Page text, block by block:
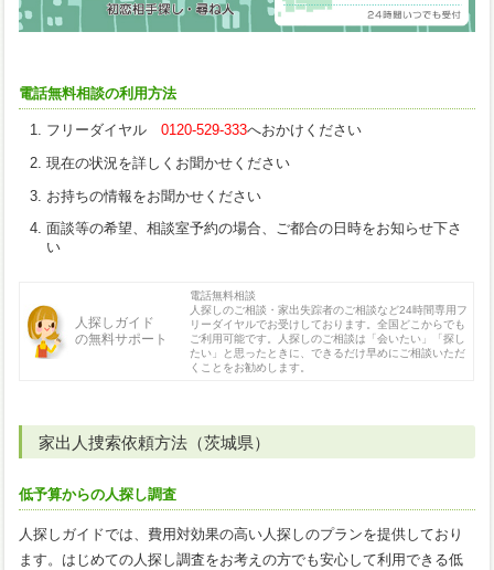
電話無料相談の利用方法
フリーダイヤル0120-529-333へおかけください
現在の状況を詳しくお聞かせください
お持ちの情報をお聞かせください
面談等の希望、相談室予約の場合、ご都合の日時をお知らせ下さ
い
人探しガイド
の無料サポート
電話無料相談
人探しのご相談・家出失踪者のご相談など24時間専用フ
リーダイヤルでお受けしております。全国どこからでも
ご利用可能です。人探しのご相談は「会いたい」「探し
たい」と思ったときに、できるだけ早めにご相談いただ
くことをお勧めします。
家出人捜索依頼方法（茨城県）
低予算からの人探し調査
人探しガイドでは、費用対効果の高い人探しのプランを提供しており
ます。はじめての人探し調査をお考えの方でも安心して利用できる低